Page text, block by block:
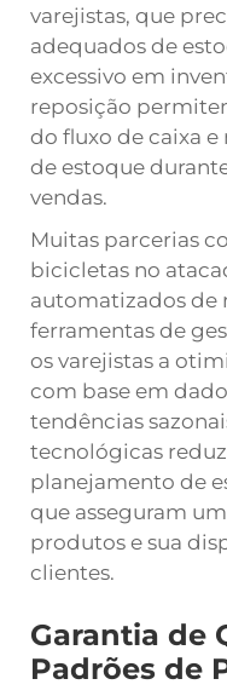
varejistas, que
adequados de
excessivo em
reposição
do fluxo de caixa
de estoque
vendas.
Muitas parcerias
bicicletas no
automatizados de
ferramentas de
os varejistas a
com base em
tendências
tecnológicas
planejamento de
que asseguram
produtos e sua
clientes.
Garantia de
Padrões de